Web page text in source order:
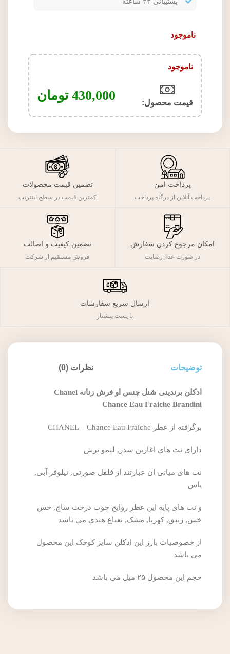
ناموجود
ناموجود
قیمت محصول:​ 430,000 تومان
پرداخت امن
پرداخت آنلاین از درگاه پرداخت
تضمین قیمت محصولات
کمترین قیمت در سطح اینترنت
امکان مرجوع کردن سفارش
در صورت عدم رضایت
تضمین کیفیت و اصالت
فروش مستقیم از شرکت
ارسال سریع سفارشات
با پست پیشتاز
توضیحات نظرات (0)
ادکلن برندینی شنل چنس او فرش زنانه Chanel
Chance Eau Fraiche Brandini
برگرفته از عطر CHANEL – Chance Eau Fraiche
دارای نت های اغازین سدر, لیمو ترش
نت های میانی ان عبارتند از فلفل صورتی, نیلوفر آبی,
یاس
و نت های پایه این عطر روایح چوب درخت ساج, خس
خس, زنبق, کهربا, مشک, نعناع هندی می باشد
از خصوصیات بارز این ادکلن سایز کوچک این محصول
می باشد
حجم این محصول ۲۵ میل می باشد